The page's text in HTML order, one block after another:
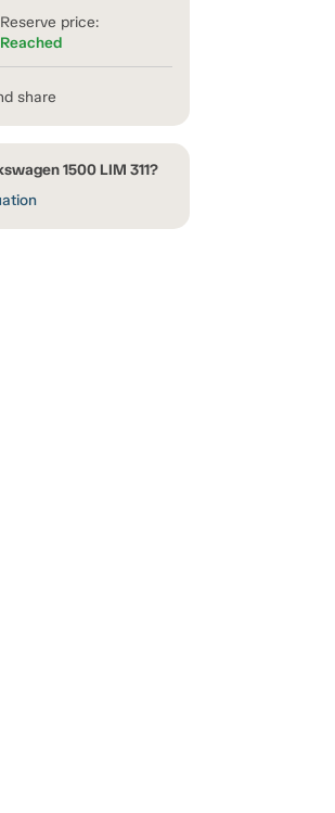
Reserve price:
Reached
share
1500 LIM 311?